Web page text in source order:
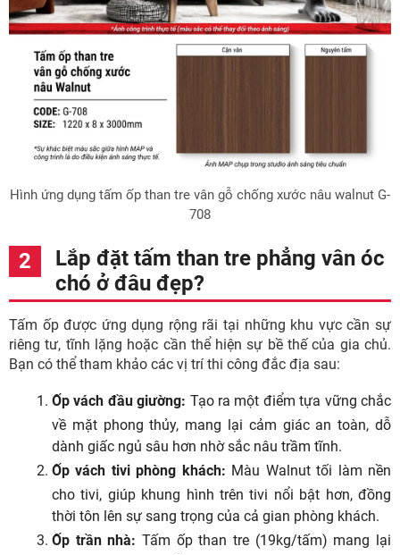
Hình ứng dụng tấm ốp than tre vân gỗ chống xước nâu walnut G-
708
Lắp đặt tấm than tre phẳng vân óc
chó ở đâu đẹp?
Tấm ốp được ứng dụng rộng rãi tại những khu vực cần sự
riêng tư, tĩnh lặng hoặc cần thể hiện sự bề thế của gia chủ.
Bạn có thể tham khảo các vị trí thi công đắc địa sau:
Ốp vách đầu giường: Tạo ra một điểm tựa vững chắc
về mặt phong thủy, mang lại cảm giác an toàn, dỗ
dành giấc ngủ sâu hơn nhờ sắc nâu trầm tĩnh.
Ốp vách tivi phòng khách: Màu Walnut tối làm nền
cho tivi, giúp khung hình trên tivi nổi bật hơn, đồng
thời tôn lên sự sang trọng của cả gian phòng khách.
Ốp trần nhà: Tấm ốp than tre (19kg/tấm) mang lại